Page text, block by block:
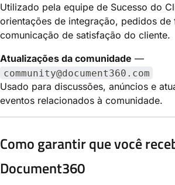
Utilizado pela equipe de Sucesso do
orientações de integração, pedidos de
comunicação de satisfação do cliente.
Atualizações da comunidade —
community@document360.com
Usado para discussões, anúncios e
eventos relacionados à comunidade.
Como garantir que você
Document360